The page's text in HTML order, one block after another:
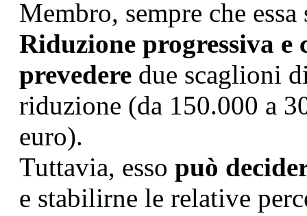
Membro, sempre che
Riduzione progressiva e
prevedere due scaglioni
riduzione (da 150.000 a
euro).
Tuttavia, esso può
e stabilirne le relative